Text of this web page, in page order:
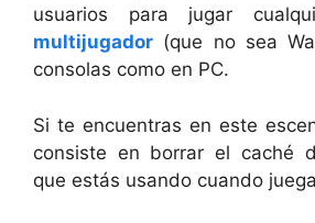
usuarios para jugar
multijugador (que no sea
consolas como en PC.
Si te encuentras en este
consiste en borrar el caché
que estás usando cuando